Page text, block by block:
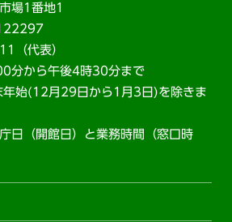
場1番地1
（代表）
分から午後4時30分まで
始(12月29日から1月3日)を除きま
日（開館日）と業務時間（窓口時